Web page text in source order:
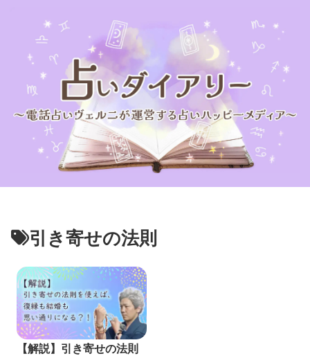
引き寄せの法則
【解説】引き寄せの法則